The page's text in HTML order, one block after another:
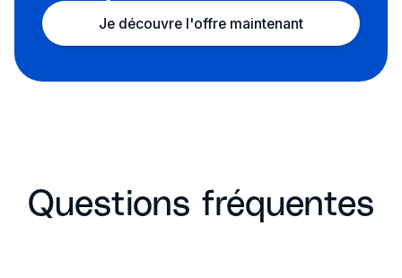
Je découvre l'offre maintenant
Questions fréquentes